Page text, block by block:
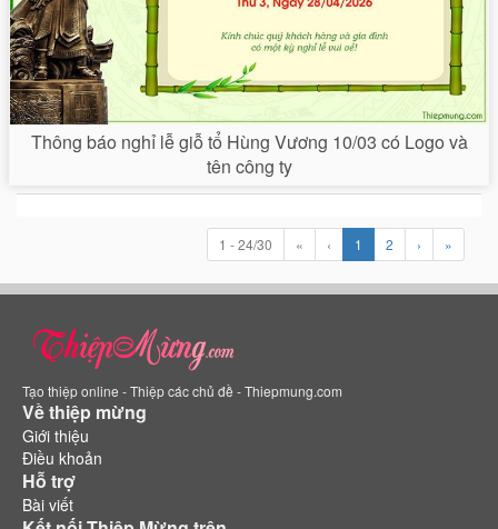
Thông báo nghỉ lễ giỗ tổ Hùng Vương 10/03 có Logo và
tên công ty
1 - 24/30 « ‹ 1 2 › »
Tạo thiệp online - Thiệp các chủ đề - Thiepmung.com
Về thiệp mừng
Giới thiệu
Điều khoản
Hỗ trợ
Bài viết